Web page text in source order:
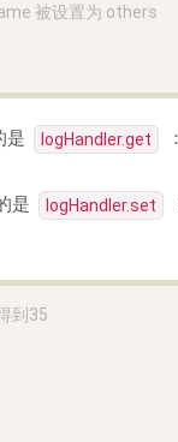
被设置为 others
是 logHandler.get
是 logHandler.set
到35